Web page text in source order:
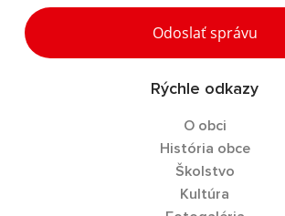
Odoslať správu
Rýchle odkazy
O obci
História obce
Školstvo
Kultúra